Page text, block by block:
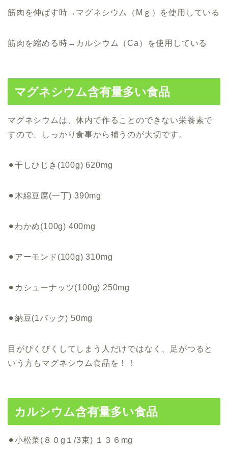
筋肉を伸ばす時→ マグネシウム（Mｇ） を使用している
筋肉を縮める時→ カルシウム（Ca） を使用している
マグネシウム含有量多い食品
マグネシウムは、体内で作ることのできない栄養素で
すので、
しっかり食事から補うのが大切です。
⚫︎干しひじき(100g) 620mg
⚫︎木綿豆腐(一丁) 390mg
⚫︎わかめ(100g) 400mg
⚫︎アーモンド(100g) 310mg
⚫︎カシューナッツ(100g) 250mg
⚫︎納豆(1パック) 50mg
目がぴくぴくしてしまう人だけではなく、
足がつると
いう方もマグネシウム食品を！！
カルシウム含有量多い食品
⚫︎小松菜(８０g１/3束) １３６mg